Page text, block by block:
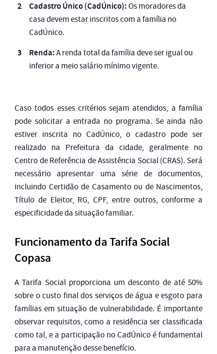
Cadastro Único (CadÚnico):Os moradores da
casa devem estar inscritos com a família no
CadÚnico.
Renda:A renda total da família deve ser igual ou
inferior a meio salário mínimo vigente.
Caso todos esses critérios sejam atendidos, a família
pode solicitar a entrada no programa. Se ainda não
estiver inscrita no CadÚnico, o cadastro pode ser
realizado na Prefeitura da cidade, geralmente no
Centro de Referência de Assistência Social (CRAS). Será
necessário apresentar uma série de documentos,
incluindo Certidão de Casamento ou de Nascimentos,
Título de Eleitor, RG, CPF, entre outros, conforme a
especificidade da situação familiar.
Funcionamento da Tarifa Social
Copasa
A Tarifa Social proporciona um desconto de até 50%
sobre o custo final dos serviços de água e esgoto para
famílias em situação de vulnerabilidade. É importante
observar requisitos, como a residência ser classificada
como tal, e a participação no CadÚnico é fundamental
para a manutenção desse benefício.